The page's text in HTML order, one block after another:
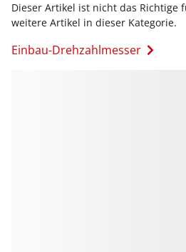
Dieser Artikel ist nicht das Richtige
weitere Artikel in dieser Kategorie.
Einbau-Drehzahlmesser